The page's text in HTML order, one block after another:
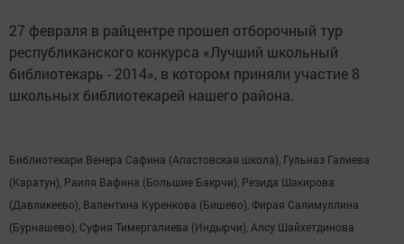
27 февраля в райцентре прошел отборочный тур
республиканского конкурса «Лучший школьный
библиотекарь - 2014», в котором приняли участие 8
школьных библиотекарей нашего района.
Библиотекари Венера Сафина (Апастовская школа), Гульназ Галиева
(Каратун), Раиля Вафина (Большие Бакрчи), Резида Шакирова
(Давликеево), Валентина Куренкова (Бишево), Фирая Салимуллина
(Бурнашево), Суфия Тимергалиева (Индырчи), Алсу Шайхетдинова